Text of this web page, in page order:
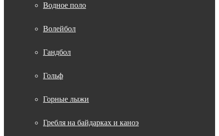
Водное поло
Волейбол
Гандбол
Гольф
Горные лыжи
Гребля на байдарках и каноэ